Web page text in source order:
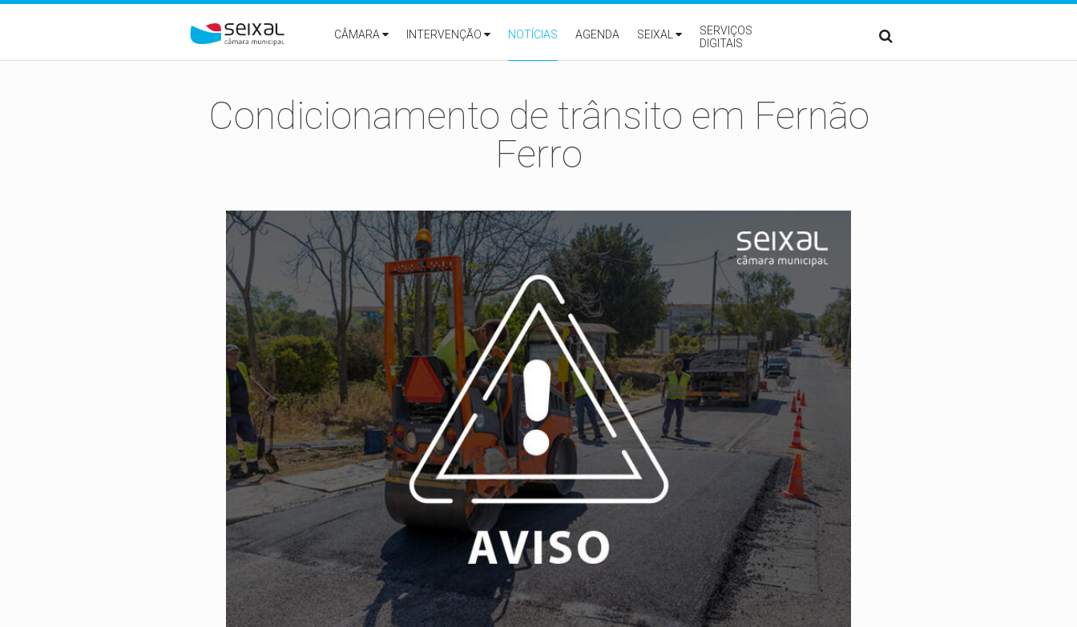
CÂMARA
INTERVENÇÃO NOTÍCIAS AGENDA SEIXAL
SERVIÇOS
DIGITAIS
Condicionamento de trânsito em Fernão
Ferro